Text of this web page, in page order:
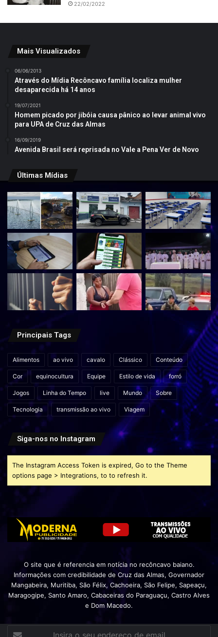
22/02/2022
Mais Visualizados
06/06/2013
Através do Mídia Recôncavo família localiza mulher
desaparecida há 14 anos
19/07/2021
Homem picado por jibóia causa pânico ao levar animal vivo
para UPA de Cruz das Almas
16/09/2019
Avenida Brasil será reprisada no Vale a Pena Ver de Novo
Últimas Mídias
Principais Tags
Alimentos ao vivo cavalo Clássico Conteúdo
Cor equinocultura Equipe Estilo de vida forró
Jogos Linha do Tempo live Mundo Sobre
Tecnologia transmissão ao vivo Viagem
Siga-nos no Instagram
The Instagram Access Token is expired, Go to the Theme
options page > Integrations, to to refresh it.
O site que é referencia em notícia no recôncavo baiano.
Informações com credibilidade de Cruz das Almas, Governador
Mangabeira, Muritiba, São Félix, Cachoeira, São Felipe, Sapeaçu,
Maragogipe, Santo Amaro, Cabaceiras do Paraguaçu, Castro Alves
e Dom Macedo.